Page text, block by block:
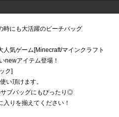
時にも大活躍のビーチバッグ
気ゲーム[Minecraft/マインクラフト
newアイテム登場！
ク]
い頂けます。
ブバッグにもぴったり◎
りを揃えてください！